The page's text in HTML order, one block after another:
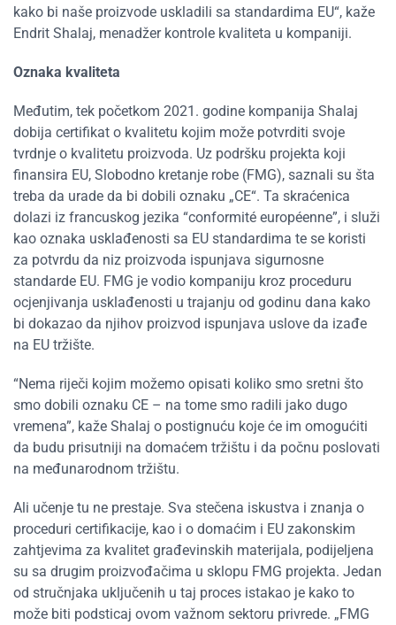
kako bi naše proizvode uskladili sa standardima EU“, kaže
Endrit Shalaj, menadžer kontrole kvaliteta u kompaniji.
Oznaka kvaliteta
Međutim, tek početkom 2021. godine kompanija Shalaj
dobija certifikat o kvalitetu kojim može potvrditi svoje
tvrdnje o kvalitetu proizvoda. Uz podršku projekta koji
finansira EU, Slobodno kretanje robe (FMG), saznali su šta
treba da urade da bi dobili oznaku „CE“. Ta skraćenica
dolazi iz francuskog jezika “conformité européenne”, i služi
kao oznaka usklađenosti sa EU standardima te se koristi
za potvrdu da niz proizvoda ispunjava sigurnosne
standarde EU. FMG je vodio kompaniju kroz proceduru
ocjenjivanja usklađenosti u trajanju od godinu dana kako
bi dokazao da njihov proizvod ispunjava uslove da izađe
na EU tržište.
“Nema riječi kojim možemo opisati koliko smo sretni što
smo dobili oznaku CE – na tome smo radili jako dugo
vremena”, kaže Shalaj o postignuću koje će im omogućiti
da budu prisutniji na domaćem tržištu i da počnu poslovati
na međunarodnom tržištu.
Ali učenje tu ne prestaje. Sva stečena iskustva i znanja o
proceduri certifikacije, kao i o domaćim i EU zakonskim
zahtjevima za kvalitet građevinskih materijala, podijeljena
su sa drugim proizvođačima u sklopu FMG projekta. Jedan
od stručnjaka uključenih u taj proces istakao je kako to
može biti podsticaj ovom važnom sektoru privrede. „FMG